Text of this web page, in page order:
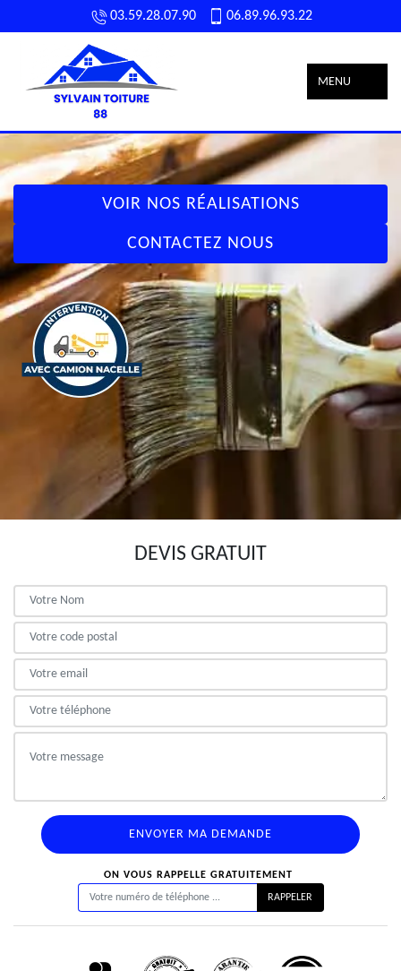
03.59.28.07.90 06.89.96.93.22
MENU
VOIR NOS RÉALISATIONS
CONTACTEZ NOUS
DEVIS GRATUIT
ON VOUS RAPPELLE GRATUITEMENT